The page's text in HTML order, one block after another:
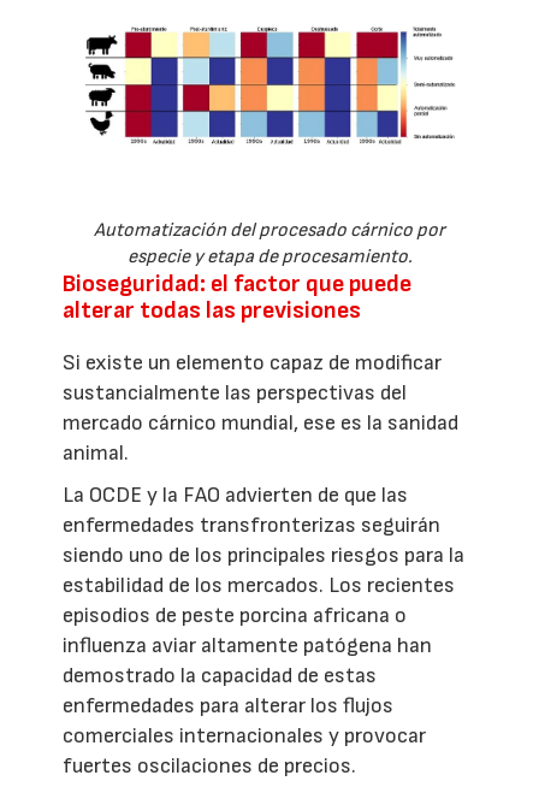
Automatización del procesado cárnico por
especie y etapa de procesamiento.
Bioseguridad: el factor que puede
alterar todas las previsiones
Si existe un elemento capaz de modificar
sustancialmente las perspectivas del
mercado cárnico mundial, ese es la sanidad
animal.
La OCDE y la FAO advierten de que las
enfermedades transfronterizas seguirán
siendo uno de los principales riesgos para la
estabilidad de los mercados. Los recientes
episodios de peste porcina africana o
influenza aviar altamente patógena han
demostrado la capacidad de estas
enfermedades para alterar los flujos
comerciales internacionales y provocar
fuertes oscilaciones de precios.